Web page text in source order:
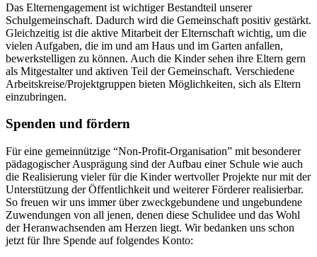
Das Elternengagement ist wichtiger Bestandteil unserer
Schulgemeinschaft. Dadurch wird die Gemeinschaft positiv gestärkt.
Gleichzeitig ist die aktive Mitarbeit der Elternschaft wichtig, um die
vielen Aufgaben, die im und am Haus und im Garten anfallen,
bewerkstelligen zu können. Auch die Kinder sehen ihre Eltern gern
als Mitgestalter und aktiven Teil der Gemeinschaft. Verschiedene
Arbeitskreise/Projektgruppen bieten Möglichkeiten, sich als Eltern
einzubringen.
Spenden und fördern
Für eine gemeinnützige “Non-Profit-Organisation” mit besonderer
pädagogischer Ausprägung sind der Aufbau einer Schule wie auch
die Realisierung vieler für die Kinder wertvoller Projekte nur mit der
Unterstützung der Öffentlichkeit und weiterer Förderer realisierbar.
So freuen wir uns immer über zweckgebundene und ungebundene
Zuwendungen von all jenen, denen diese Schulidee und das Wohl
der Heranwachsenden am Herzen liegt. Wir bedanken uns schon
jetzt für Ihre Spende auf folgendes Konto: